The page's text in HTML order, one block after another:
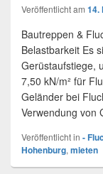
Veröffentlicht am 14.
Bautreppen &
Belastbarkeit Es
Gerüstaufstiege,
7,50 kN/m² für
Geländer bei
Verwendung von
Veröffentlicht in -
Hohenburg, mieten